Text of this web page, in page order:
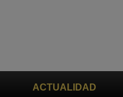
ACTUALIDAD
ayuda a Marco